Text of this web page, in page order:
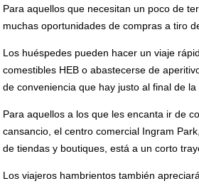
Para aquellos que necesitan un poco de
muchas oportunidades de compras a tiro
Los huéspedes pueden hacer un viaje
comestibles HEB o abastecerse de
de conveniencia que hay justo al final de la
Para aquellos a los que les encanta ir de
cansancio, el centro comercial Ingram
de tiendas y boutiques, está a un corto
Los viajeros hambrientos también